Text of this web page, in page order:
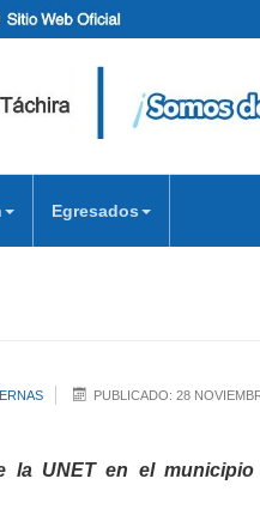
Egresados
PUBLICADO: 28
UNET en el